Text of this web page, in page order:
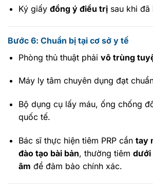
Ký giấy đồng ý điều trịsau khi đã
Bước 6: Chuẩn bị tại cơ sở y tế
Phòng thủ thuật phải vô trùng
Máy ly tâm chuyên dụng đạt
Bộ dụng cụ lấy máu, ống chống
quốc tế.
Bác sĩ thực hiện tiêm PRP cần tay
đào tạo bài bản, thường tiêm dưới
âm để đảm bảo chính xác.